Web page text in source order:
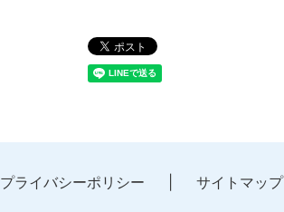
プライバシーポリシー サイトマップ